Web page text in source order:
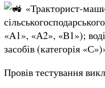
«Тракторист-
«А1», «А2», «В1»);
засобів (категорія
Провів тестування